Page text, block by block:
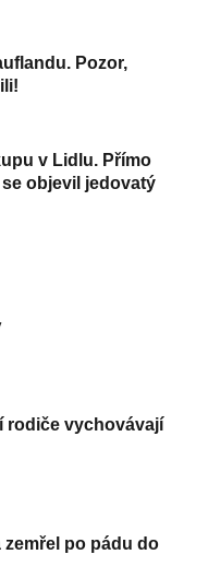
Pozor,
v Lidlu. Přímo
objevil jedovatý
rodiče vychovávají
po pádu do